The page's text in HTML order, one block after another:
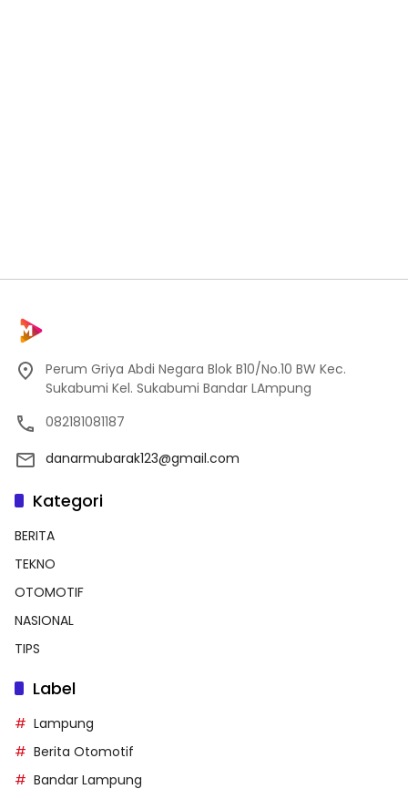
Perum Griya Abdi Negara Blok B10/No.10 BW Kec.
Sukabumi Kel. Sukabumi Bandar LAmpung
082181081187
danarmubarak123@gmail.com
Kategori
BERITA
TEKNO
OTOMOTIF
NASIONAL
TIPS
Label
Lampung
Berita Otomotif
Bandar Lampung